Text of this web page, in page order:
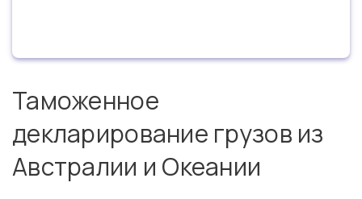
Таможенное
декларирование грузов из
Австралии и Океании